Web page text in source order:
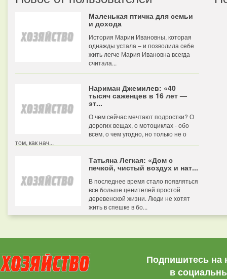
Маленькая птичка для семьи
и дохода
История Марии Ивановны, которая
однажды устала – и позволила себе
жить легче Мария Ивановна всегда
считала...
Нариман Джемилев: «40
тысяч саженцев в 16 лет —
эт...
О чем сейчас мечтают подростки? О
дорогих вещах, о мотоциклах - обо
всем, о чем угодно, но только не о
том, как нач...
Татьяна Легкая: «Дом с
печкой, чистый воздух и нат...
В последнее время стало появляться
все больше ценителей простой
деревенской жизни. Люди не хотят
жить в спешке в бо...
Подпишитесь на
в